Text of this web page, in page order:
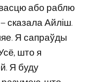
або раблю
сказала Айліш.
Я сапраўды
што я
Я буду